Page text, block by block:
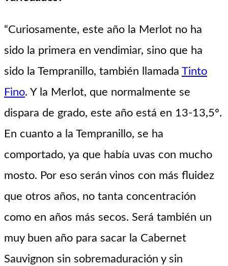
“Curiosamente, este año la Merlot no ha
sido la primera en vendimiar, sino que ha
sido la Tempranillo, también llamada Tinto
Fino. Y la Merlot, que normalmente se
dispara de grado, este año está en 13-13,5º.
En cuanto a la Tempranillo, se ha
comportado, ya que había uvas con mucho
mosto. Por eso serán vinos con más fluidez
que otros años, no tanta concentración
como en años más secos. Será también un
muy buen año para sacar la Cabernet
Sauvignon sin sobremaduración y sin